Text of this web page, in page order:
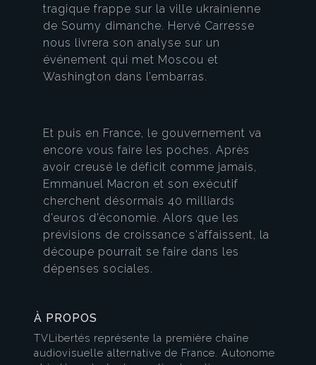
tragique frappe sur la ville ukrainienne
de Soumy dimanche. Hervé Carresse
nous livrera son analyse sur un
événement qui met Moscou et
Washington dans l’embarras.
Et puis en France, le gouvernement va
encore vous faire les poches. Après
avoir creusé le déficit comme jamais,
Emmanuel Macron et son exécutif
cherchent désormais 40 milliards
d’euros d’économie. Alors que les
prévisions de croissance s'affaissent, la
découpe pourrait se faire dans les
dépenses sociales.
À PROPOS
TVLibertés représente la première chaîne
audiovisuelle alternative de France. Autonome